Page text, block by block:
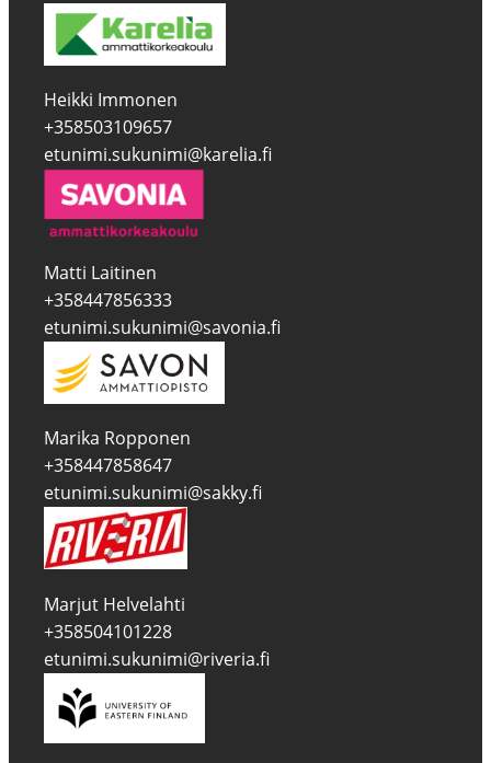
Heikki Immonen
+358503109657
etunimi.sukunimi@karelia.fi
Matti Laitinen
+358447856333
etunimi.sukunimi@savonia.fi
Marika Ropponen
+358447858647
etunimi.sukunimi@sakky.fi
Marjut Helvelahti
+358504101228
etunimi.sukunimi@riveria.fi